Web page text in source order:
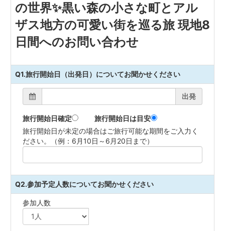
の世界✨黒い森の小さな町とアル
ザス地方の可愛い街を巡る旅 現地8
日間へのお問い合わせ
Q1.旅行開始日（出発日）についてお聞かせください
出発
旅行開始日確定
旅行開始日は目安
旅行開始日が未定の場合はご旅行可能な期間をご入力く
ださい。（例：6月10日～6月20日まで）
Q2.参加予定人数についてお聞かせください
参加人数